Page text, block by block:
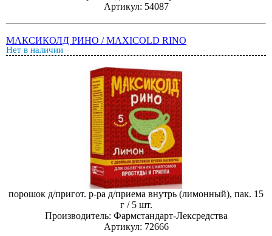
Артикул: 54087
МАКСИКОЛД РИНО / MAXICOLD RINO
Нет в наличии
порошок д/пригот. р-ра д/приема внутрь (лимонный), пак. 15
г / 5 шт.
Производитель: Фармстандарт-Лексредства
Артикул: 72666